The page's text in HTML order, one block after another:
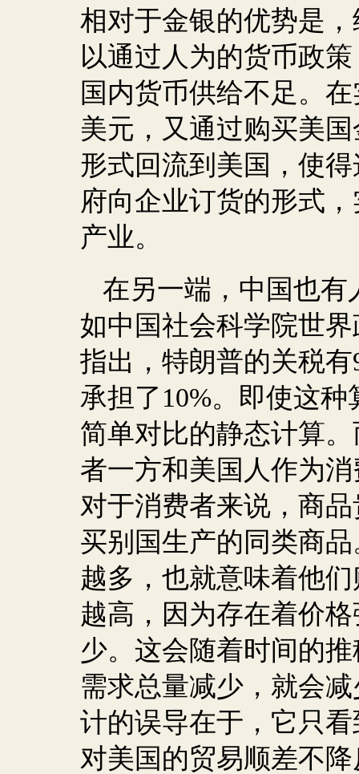
相对于金银的优势是
以通过人为的货币政
国内货币供给不足。
美元，又通过购买美
形式回流到美国，使
府向企业订货的形式
产业。
在另一端，中国也
如中国社会科学院世
指出，特朗普的关税有
承担了 10%。即使这种
简单对比的静态计算
者一方和美国人作为
对于消费者来说，商
买别国生产的同类商
越多，也就意味着他
越高，因为存在着价
少。这会随着时间的
需求总量减少，就会
计的误导在于，它只
对美国的贸易顺差不